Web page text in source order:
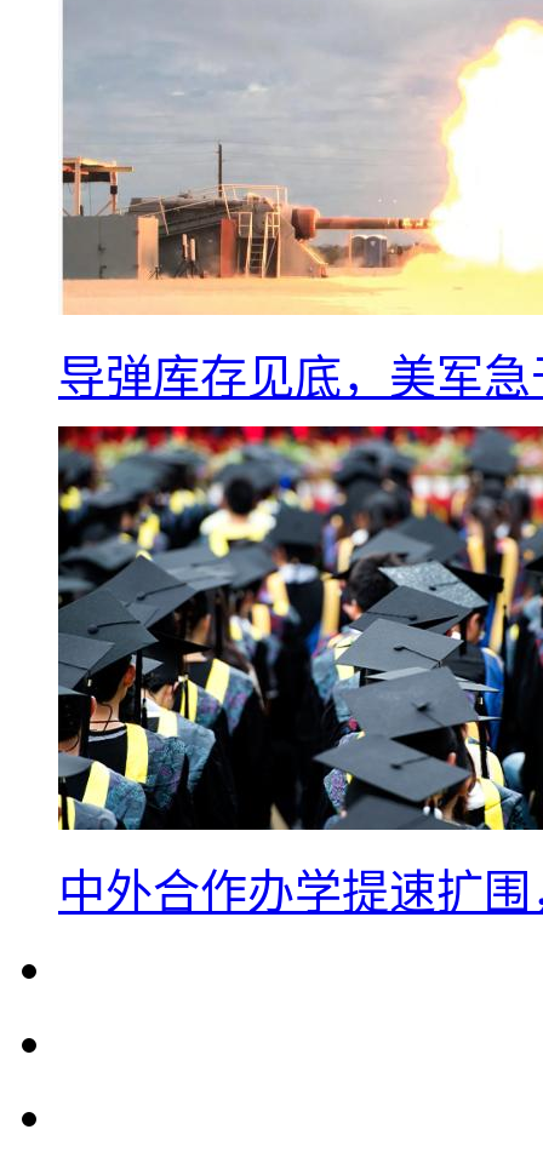
导弹库存见底，美军
中外合作办学提速扩